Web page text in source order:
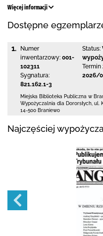
Więcej informacji
Dostępne
1.
Numer
inwentarzowy: 001-
102311
Sygnatura:
821.162.1-3
Status:
Termin
2026/
Miejska Biblioteka Publiczna w
Wypożyczalnia dla Dororsłych, ul.
14-500 Braniewo
Najczęściej